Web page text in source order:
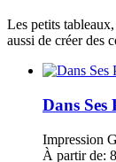
Les petits
aussi de créer des
Dans Ses
Impression
À partir de: